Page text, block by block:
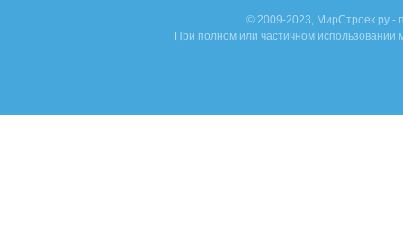
© 2009-2023, МирСтроек.ру -
При полном или частичном использовании